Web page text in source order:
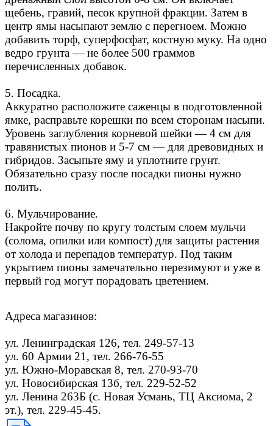
щебень, гравий, песок крупной фракции. Затем в
центр ямы насыпают землю с перегноем. Можно
добавить торф, суперфосфат, костную муку. На одно
ведро грунта — не более 500 граммов
перечисленных добавок.
5. Посадка.
Аккуратно расположите саженцы в подготовленной
ямке, расправьте корешки по всем сторонам насыпи.
Уровень заглубления корневой шейки — 4 см для
травянистых пионов и 5-7 см — для древовидных и
гибридов. Засыпьте яму и уплотните грунт.
Обязательно сразу после посадки пионы нужно
полить.
6. Мульчирование.
Накройте почву по кругу толстым слоем мульчи
(солома, опилки или компост) для защиты растения
от холода и перепадов температур. Под таким
укрытием пионы замечательно перезимуют и уже в
первый год могут порадовать цветением.
Адреса магазинов:
ул. Ленинградская 126, тел. 249-57-13
ул. 60 Армии 21, тел. 266-76-55
ул. Южно-Моравская 8, тел. 270-93-70
ул. Новосибирская 13б, тел. 229-52-52
ул. Ленина 263Б (с. Новая Усмань, ТЦ Аксиома, 2
эт.), тел. 229-45-45.